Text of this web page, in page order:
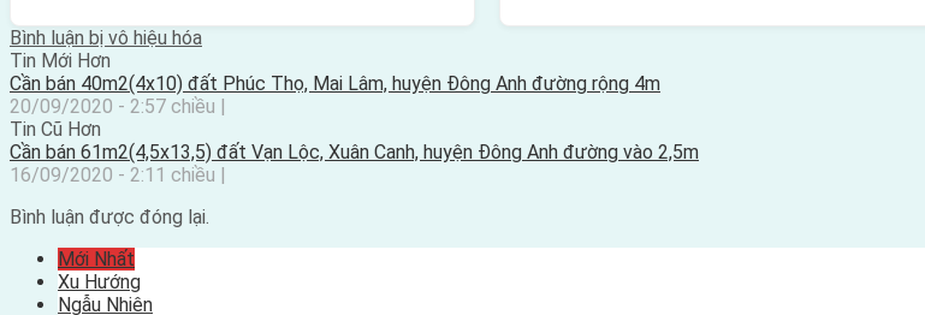
Bình luận bị vô hiệu hóa
Tin Mới Hơn
Cần bán 40m2(4x10) đất Phúc Thọ, Mai Lâm, huyện Đông Anh đường rộng 4m
20/09/2020 - 2:57 chiều |
Tin Cũ Hơn
Cần bán 61m2(4,5x13,5) đất Vạn Lộc, Xuân Canh, huyện Đông Anh đường vào 2,5m
16/09/2020 - 2:11 chiều |
Bình luận được đóng lại.
Mới Nhất
Xu Hướng
Ngẫu Nhiên